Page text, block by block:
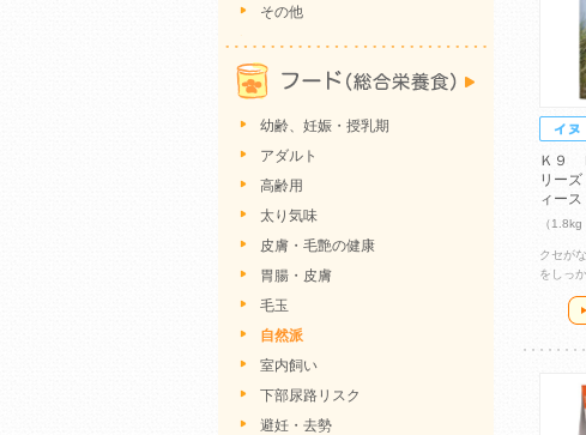
Ｋ９
リー
ィース
（
クセが
をしっ
その他
幼齢、妊娠・授乳期
アダルト
高齢用
太り気味
皮膚・毛艶の健康
胃腸・皮膚
毛玉
自然派
室内飼い
下部尿路リスク
避妊・去勢